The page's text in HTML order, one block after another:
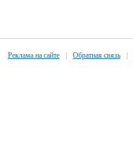
Реклама на сайте Обратная связь